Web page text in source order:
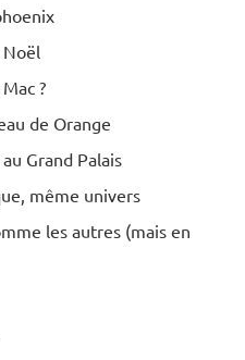
Noël
?
de Orange
Grand Palais
même univers
les autres (mais en